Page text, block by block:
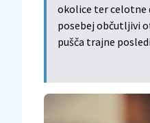
okolice ter celotne
posebej občutljivi
pušča trajne